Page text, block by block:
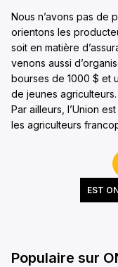
Nous n’avons pas de
orientons les
soit en matière
venons aussi
bourses de 1000 $ et
de jeunes
Par ailleurs, l’Union
les agriculteurs
EST
Populaire sur